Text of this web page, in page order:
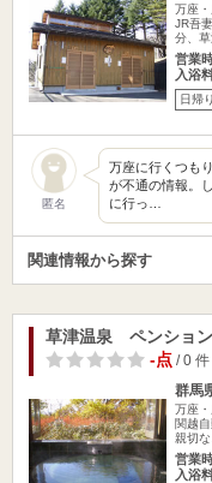
万座
JR吾
分、
営業
入浴
日帰り
匿名
万座に行くつも
が不通の情報。
に行っ…
関連情報から探す
草津温泉 ペンショ
-点/ 0 件
群馬
万座
関越
親切
営業
入浴